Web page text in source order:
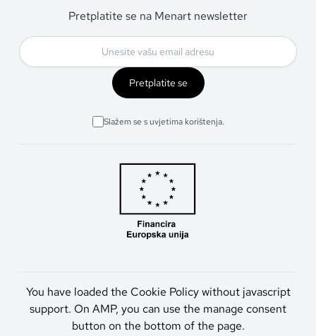
Pretplatite se na Menart newsletter
Pretplatite se
Slažem se s uvjetima korištenja.
You have loaded the Cookie Policy without javascript
support. On AMP, you can use the manage consent
button on the bottom of the page.